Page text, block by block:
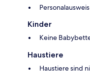
Kinder
Keine
Haustiere
Haustiere sind